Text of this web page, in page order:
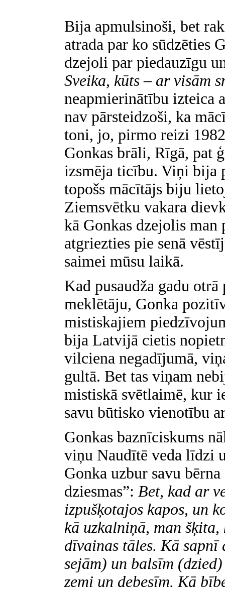
Bija apmulsinoši, bet
atrada par ko sūdzēties
dzejoli par piedauzīgu
Sveika, kūts – ar visām
neapmierinātību izteica
nav pārsteidzoši, ka
toni, jo, pirmo reizi
Gonkas brāli, Rīgā, pat
izsmēja ticību. Viņi bija
topošs mācītājs biju
Ziemsvētku vakara
kā Gonkas dzejolis man
atgriezties pie senā
saimei mūsu laikā.
Kad pusaudža gadu
meklētāju, Gonka
mistiskajiem
bija Latvijā cietis
vilciena negadījumā,
gultā. Bet tas viņam
mistiskā svētlaimē, kur
savu būtisko vienotību
Gonkas baznīciskums
viņu Naudītē veda līdzi
Gonka uzbur savu
dziesmas”: Bet, kad ar
izpušķotajos kapos, un
kā uzkalniņā, man šķita,
dīvainas tāles. Kā
sejām) un balsīm
zemi un debesīm. Kā